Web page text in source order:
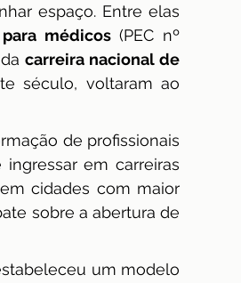
espaço. Entre elas
médicos (PEC nº
carreira nacional de
século, voltaram ao
de profissionais
em carreiras
cidades com maior
sobre a abertura de
um modelo